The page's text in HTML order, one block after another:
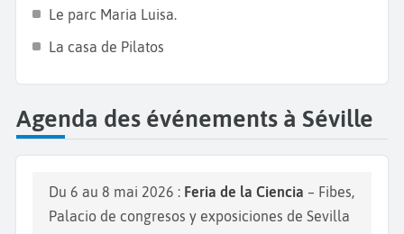
Le parc Maria Luisa.
La casa de Pilatos
Agenda des événements à Séville
Du 6 au 8 mai 2026 : Feria de la Ciencia – Fibes,
Palacio de congresos y exposiciones de Sevilla